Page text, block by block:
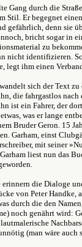
Gang durch die
Stil. Er begegnet
gefährlich, denn sie
bricht sogar in
zu
nicht identifizieren.
legt ihm einen
sich der Text zu
die fahrgastlos
ist ein Fahrer, der
was er lange
Bruder Geron. 15
Garham, einst
mit seiner
liest nun das
erinnern die Dialoge
von Peter Handke,
durch die den
noch genährt wird:
(man wäre